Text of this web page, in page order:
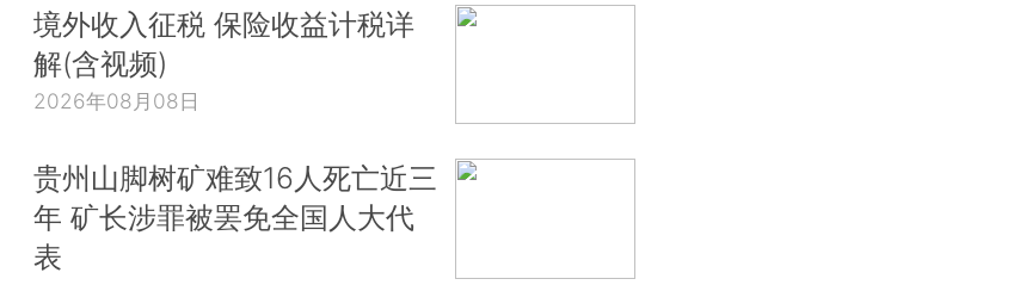
境外收入征税 保险收益计税详
解(含视频)
2026年08月08日
贵州山脚树矿难致16人死亡近三
年 矿长涉罪被罢免全国人大代
表